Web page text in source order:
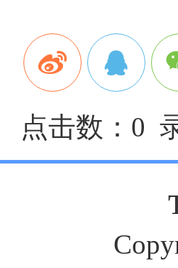
点击数：0